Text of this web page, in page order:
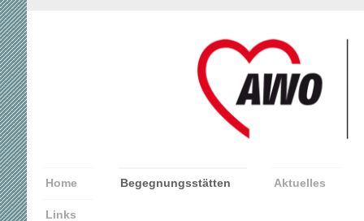
Home Begegnungsstätten Aktuelles
Links